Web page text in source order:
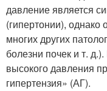
давление является
(гипертонии), однако
многих других
болезни почек и т.
высокого давления
гипертензия» (АГ).